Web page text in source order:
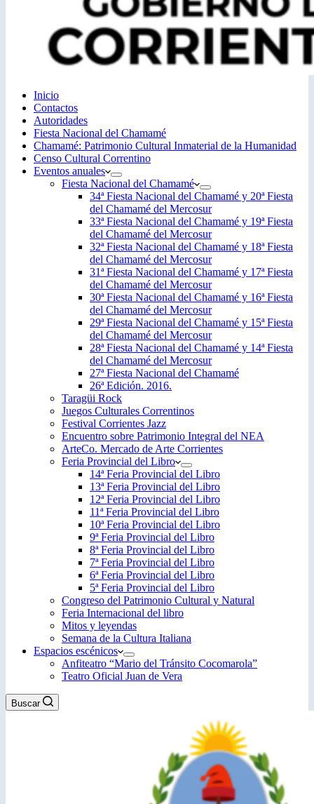
Inicio
Contactos
Autoridades
Fiesta Nacional del Chamamé
Chamamé: Patrimonio Cultural Inmaterial de la Humanidad
Censo Cultural Correntino
Eventos anuales
Fiesta Nacional del Chamamé
34ª Fiesta Nacional del Chamamé y 20ª Fiesta
del Chamamé del Mercosur
33ª Fiesta Nacional del Chamamé y 19ª Fiesta
del Chamamé del Mercosur
32ª Fiesta Nacional del Chamamé y 18ª Fiesta
del Chamamé del Mercosur
31ª Fiesta Nacional del Chamamé y 17ª Fiesta
del Chamamé del Mercosur
30ª Fiesta Nacional del Chamamé y 16ª Fiesta
del Chamamé del Mercosur
29ª Fiesta Nacional del Chamamé y 15ª Fiesta
del Chamamé del Mercosur
28ª Fiesta Nacional del Chamamé y 14ª Fiesta
del Chamamé del Mercosur
27ª Fiesta Nacional del Chamamé
26ª Edición. 2016.
Taragüi Rock
Juegos Culturales Correntinos
Festival Corrientes Jazz
Encuentro sobre Patrimonio Integral del NEA
ArteCo. Mercado de Arte Corrientes
Feria Provincial del Libro
14ª Feria Provincial del Libro
13ª Feria Provincial del Libro
12ª Feria Provincial del Libro
11ª Feria Provincial del Libro
10ª Feria Provincial del Libro
9ª Feria Provincial del Libro
8ª Feria Provincial del Libro
7ª Feria Provincial del Libro
6ª Feria Provincial del Libro
5ª Feria Provincial del Libro
Congreso del Patrimonio Cultural y Natural
Feria Internacional del libro
Mitos y leyendas
Semana de la Cultura Italiana
Espacios escénicos
Anfiteatro “Mario del Tránsito Cocomarola”
Teatro Oficial Juan de Vera
Buscar